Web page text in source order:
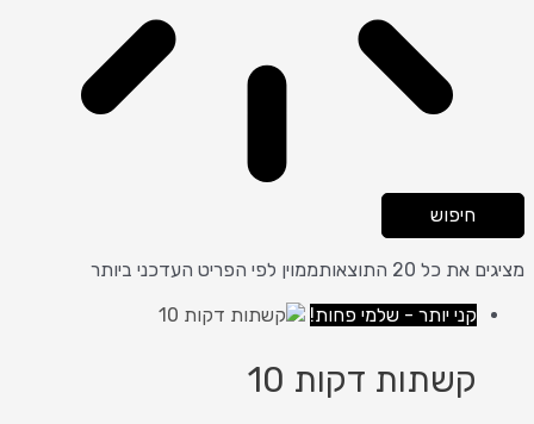
חיפוש
מציגים את כל ⁦20⁩ התוצאות
ממוין לפי הפריט העדכני ביותר
קני יותר - שלמי פחות!
קשתות דקות 10